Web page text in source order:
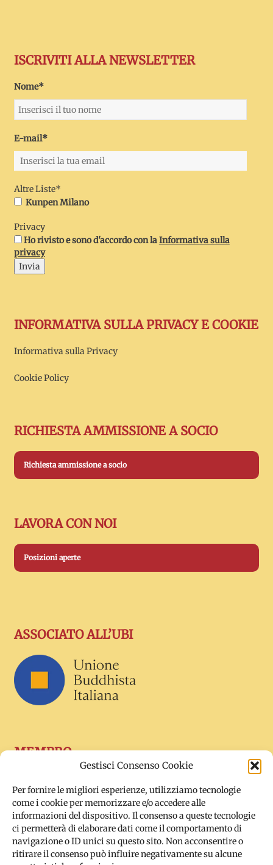
Gestisci Consenso Cookie
Per fornire le migliori esperienze, utilizziamo tecnologie
come i cookie per memorizzare e/o accedere alle
informazioni del dispositivo. Il consenso a queste tecnologie
ci permetterà di elaborare dati come il comportamento di
navigazione o ID unici su questo sito. Non acconsentire o
ritirare il consenso può influire negativamente su alcune
ISCRIVITI ALLA NEWSLETTER
Nome*
E-mail*
Altre Liste*
Kunpen Milano
Privacy
Ho rivisto e sono d'accordo con laInformativa sulla
privacy
Invia
INFORMATIVA SULLA PRIVACY E COOKIE
Informativa sulla Privacy
Cookie Policy
RICHIESTA AMMISSIONE A SOCIO
Richiesta ammissione a socio
LAVORA CON NOI
Posizioni aperte
ASSOCIATO ALL’UBI
MEMBRO